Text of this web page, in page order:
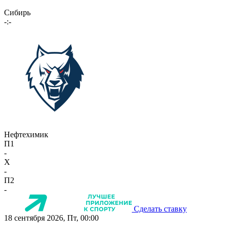
Сибирь
-:-
Нефтехимик
П1
-
X
-
П2
-
Сделать ставку
18 сентября 2026, Пт, 00:00